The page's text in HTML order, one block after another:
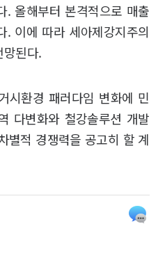
. 올해부터 본격적으로 매출
. 이에 따라 세아제강지주의
된다.
시환경 패러다임 변화에 민
다변화와 철강솔루션 개발
별적 경쟁력을 공고히 할 계